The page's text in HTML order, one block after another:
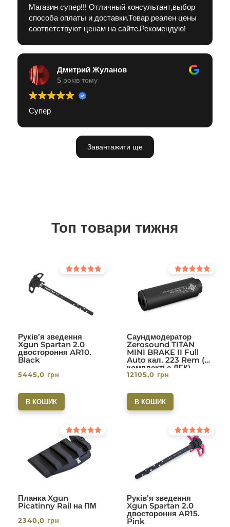
Магазин супер!!! Отличный консультант,выбор
способа оплаты и доставки.Товар реален цены
соответствуют ценам на сайте.Рекомендую!
Дмитрий Жуланов
5 років тому
Супер
Завантажити ще
Топ товари тижня
Руків’я зведення
Xgun Spartan 2.0
двостороння AR10.
Black
5445,0 грн
В КОШИК
Саундмодератор
Zerosound TITAN
MINI BRAKE II Full
Auto кал. 223 Rem (в
комплекті с ДГК)
різьба 1/2-28. Вlack
Оцінено в
5.00
з 5
12105,0 грн
В КОШИК
Планка Xgun
Picatinny Rail на ПМ
Оцінено в
5.00
з 5
2340,0 грн
Руків’я зведення
Xgun Spartan 2.0
двостороння AR15.
Pink
Оцінено в
з 5